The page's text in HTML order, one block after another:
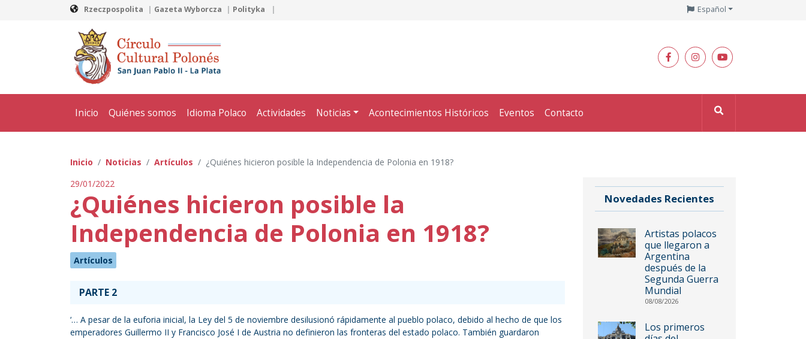
Rzeczpospolita Gazeta Wyborcza Polityka Español
Inicio Quiénes somos Idioma Polaco Actividades Noticias Acontecimientos Históricos Eventos Contacto
Inicio Noticias Artículos
¿Quiénes hicieron posible la Independencia de Polonia en 1918?
29/01/2022
¿Quiénes hicieron posible la
Independencia de Polonia en 1918?
Artículos
PARTE 2
‘… A pesar de la euforia inicial, la Ley del 5 de noviembre desilusionó rápidamente al pueblo polaco, debido al hecho de que los
emperadores Guillermo II y Francisco José I de Austria no definieron las fronteras del estado polaco. También guardaron
Novedades Recientes
Artistas polacos
que llegaron a
Argentina
después de la
Segunda Guerra
Mundial
08/08/2026
Los primeros